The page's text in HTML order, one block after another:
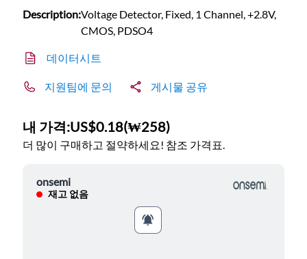
Description:Voltage Detector, Fixed, 1 Channel, +2.8V,
CMOS, PDSO4
데이터시트
지원팀에 문의 게시물 공유
내 가격:US$0.18(₩258)
더 많이 구매하고 절약하세요! 참조 가격표.
onsemi
재고 없음